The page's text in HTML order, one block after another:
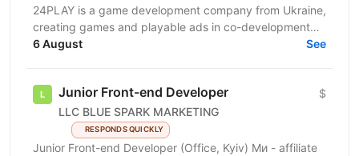
24PLAY is a game development company from Ukraine,
creating games and playable ads in co-development
6 August See
Junior Front-end Developer
LLC BLUE SPARK MARKETING
RESPONDS QUICKLY
$
Junior Front-end Developer (Office, Kyiv) Ми - affiliate